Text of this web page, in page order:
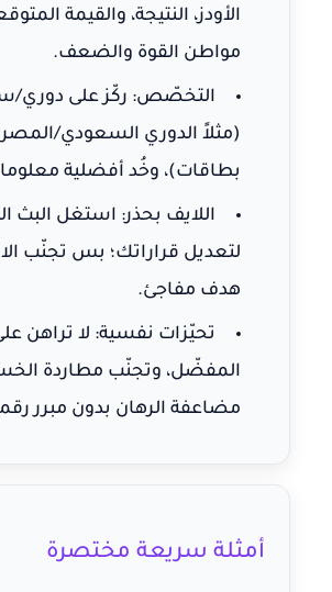
الأودز، النتيجة، والقيمة
مواطن القوة والضعف.
التخصّص: ركّز على دوري/
(مثلاً الدوري السعودي/
بطاقات)، وخُد أفضلية
اللايف بحذر: استغل البث
لتعديل قراراتك؛ بس تجنّب
هدف مفاجئ.
تحيّزات نفسية: لا تراهن
المفضّل، وتجنّب مطاردة
مضاعفة الرهان بدون مبرر
أمثلة سريعة مختصرة